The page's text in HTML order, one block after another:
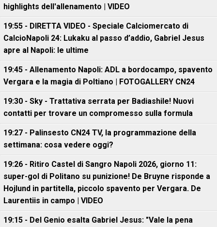
highlights dell'allenamento | VIDEO
19:55 - DIRETTA VIDEO - Speciale Calciomercato di
CalcioNapoli 24: Lukaku al passo d’addio, Gabriel Jesus
apre al Napoli: le ultime
19:45 - Allenamento Napoli: ADL a bordocampo, spavento
Vergara e la magia di Poltiano | FOTOGALLERY CN24
19:30 - Sky - Trattativa serrata per Badiashile! Nuovi
contatti per trovare un compromesso sulla formula
19:27 - Palinsesto CN24 TV, la programmazione della
settimana: cosa vedere oggi?
19:26 - Ritiro Castel di Sangro Napoli 2026, giorno 11:
super-gol di Politano su punizione! De Bruyne risponde a
Hojlund in partitella, piccolo spavento per Vergara. De
Laurentiis in campo | VIDEO
19:15 - Del Genio esalta Gabriel Jesus: "Vale la pena